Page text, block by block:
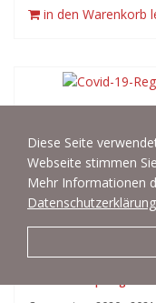
Diese Seite
Webseite stimmen
Mehr Informationen
Datenschutzerklärung
in den Warenkorb
Covid-19-Regeln
in den Warenkorb